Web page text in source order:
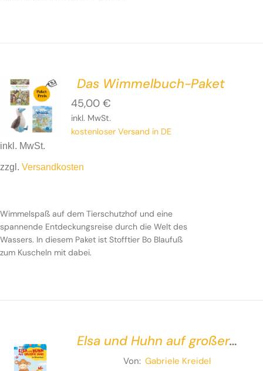
Das Wimmelbuch-Paket
45,00 €
inkl. MwSt.
kostenloser Versand in DE
inkl. MwSt.
zzgl. Versandkosten
Wimmelspaß auf dem Tierschutzhof und eine
spannende Entdeckungsreise durch die Welt des
Wassers. In diesem Paket ist Stofftier Bo Blaufuß
zum Kuscheln mit dabei.
Elsa und Huhn auf großer
Fahrt – Ein Mitmachbuch
Von: Gabriele Kreidel